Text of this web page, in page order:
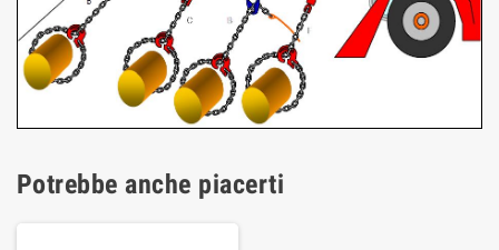
Potrebbe anche piacerti